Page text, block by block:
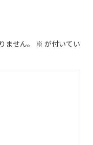
せん。 ※ が付いてい